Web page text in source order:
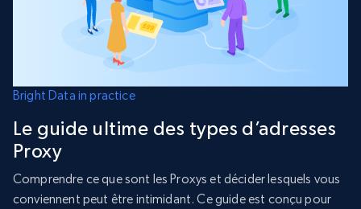
Bright Data in practice
Le guide ultime des types d’adresses
Proxy
Comprendre ce que sont les Proxys et décider lesquels vous
conviennent peut être intimidant. Ce guide est conçu pour